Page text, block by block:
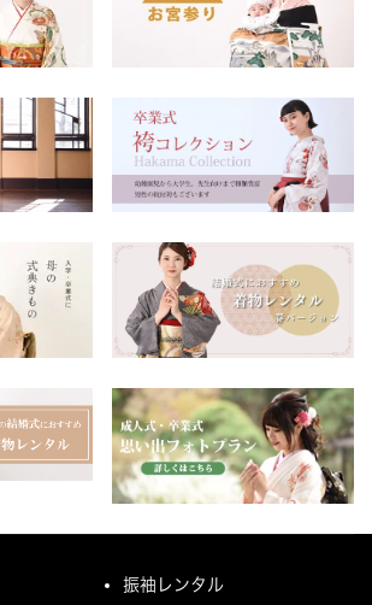
振袖レンタル